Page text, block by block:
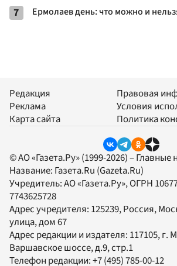
7 Ермолаев день: что можно и
Редакция
Реклама
Карта сайта
Правовая
Условия
Политика
© АО «Газета.Ру» (1999-2026) – Главные
Название: Газета.Ru (Gazeta.Ru)
Учредитель:АО «Газета.Ру», ОГРН
7743625728
Адрес учредителя: 125239, Россия,
улица, дом 67
Адрес редакции и издателя: 117105, г.
Варшавское шоссе, д.9, стр.1
Телефон редакции:+7 (495) 785-00-12